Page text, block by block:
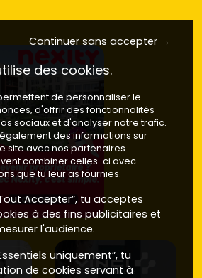
Continuer sans accepter →
des cookies.
de personnaliser le
d'offrir des fonctionnalités
sociaux et d'analyser notre trafic.
des informations sur
site avec nos partenaires
combiner celles-ci avec
que tu leur as fournies.
Accepter”, tu acceptes
à des fins publicitaires et
l'audience.
uniquement”, tu
de cookies servant à